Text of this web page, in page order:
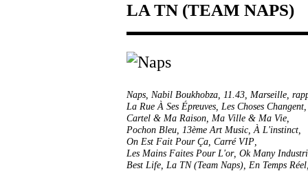
LA TN (TEAM NAPS)
Naps, Nabil Boukhobza, 11.43, Marseille,
La Rue À Ses Épreuves, Les Choses Changent,
Cartel & Ma Raison, Ma Ville & Ma Vie,
Pochon Bleu, 13ème Art Music,À L'instinct,
On Est Fait Pour Ça, Carré VIP,
Les Mains Faites Pour L'or, Ok Many
Best Life, La TN (Team Naps), En Temps Réel,